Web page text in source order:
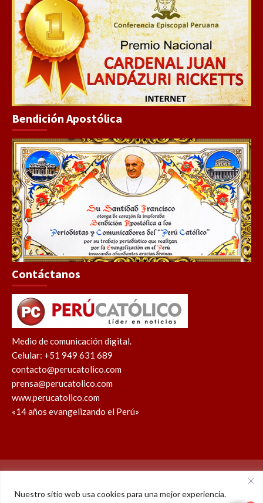
Nuestro sitio web usa cookies para una mejor experiencia.
Bendición Apostólica
Contáctanos
Medio de comunicación digital.
Celular: +51 949 631 689
contacto@perucatolico.com
prensa@perucatolico.com
www.perucatolico.com
«14 años evangelizando el Perú»